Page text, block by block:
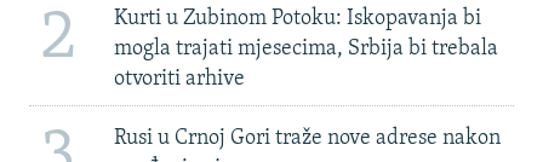
2
Kurti u Zubinom Potoku: Iskopavanja bi
mogla trajati mjesecima, Srbija bi trebala
otvoriti arhive
Rusi u Crnoj Gori traže nove adrese nakon